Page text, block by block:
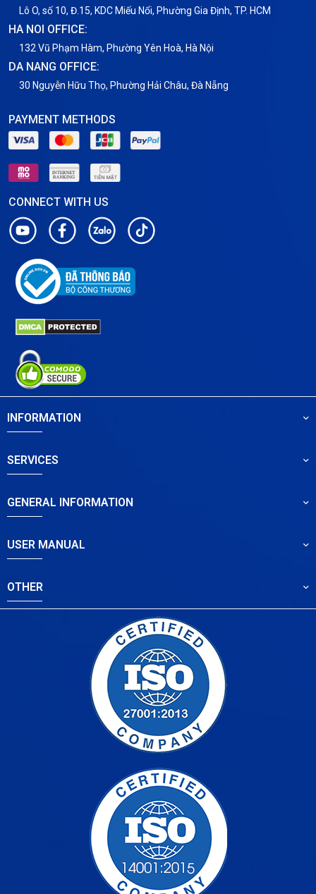
Tin tức
VNPT
Lô O, số 10, Đ.15, KDC Miếu Nổi, Phường Gia Định, TP. HCM
HA NOI OFFICE:
132 Vũ Phạm Hàm, Phường Yên Hoà, Hà Nội
DA NANG OFFICE:
30 Nguyễn Hữu Thọ, Phường Hải Châu, Đà Nẵng
PAYMENT METHODS
CONNECT WITH US
INFORMATION
SERVICES
GENERAL INFORMATION
USER MANUAL
OTHER